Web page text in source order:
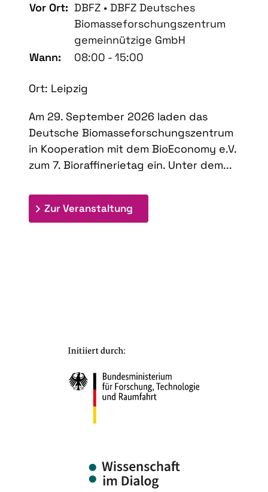
Vor Ort: DBFZ • DBFZ Deutsches
Biomasseforschungszentrum
gemeinnützige GmbH
Wann:
08:00 - 15:00
Ort: Leipzig
Am 29. September 2026 laden das
Deutsche Biomasseforschungszentrum
in Kooperation mit dem BioEconomy e.V.
zum 7. Bioraffinerietag ein. Unter dem...
Zur Veranstaltung